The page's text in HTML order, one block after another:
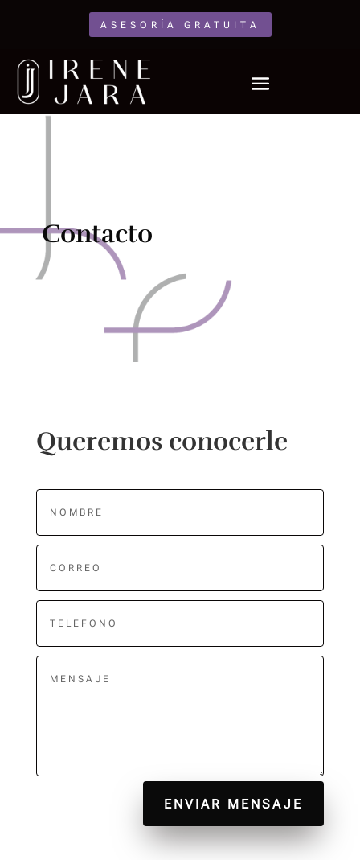
ASESORÍA GRATUITA
Contacto
Queremos conocerle
ENVIAR MENSAJE